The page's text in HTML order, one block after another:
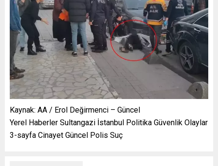
Kaynak: AA / Erol Değirmenci – Güncel
Yerel Haberler Sultangazi İstanbul Politika Güvenlik Olaylar
3-sayfa Cinayet Güncel Polis Suç